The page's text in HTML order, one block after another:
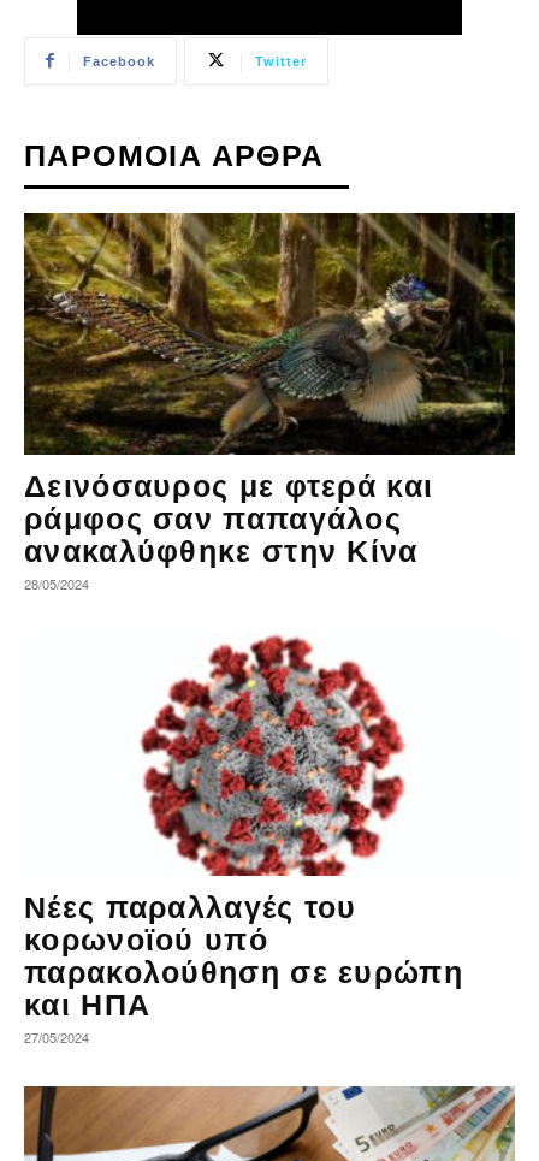
Facebook Twitter
ΠΑΡΟΜΟΙΑ ΑΡΘΡΑ
Δεινόσαυρος με φτερά και
ράμφος σαν παπαγάλος
ανακαλύφθηκε στην Κίνα
28/05/2024
Νέες παραλλαγές του
κορωνοϊού υπό
παρακολούθηση σε ευρώπη
και ΗΠΑ
27/05/2024